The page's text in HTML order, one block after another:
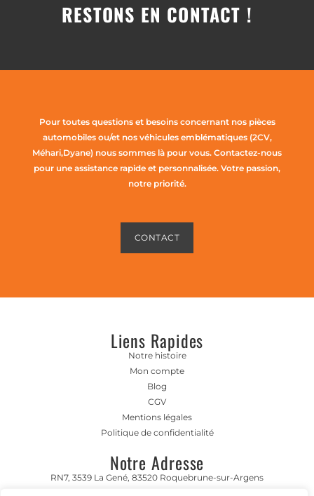
RESTONS EN CONTACT !
Pour toutes questions et besoins concernant nos pièces
automobiles ou/et nos véhicules emblématiques (2CV,
Méhari,Dyane) nous sommes là pour vous. Contactez-nous
pour une assistance rapide et personnalisée. Votre passion,
notre priorité.
CONTACT
Liens Rapides
Notre histoire
Mon compte
Blog
CGV
Mentions légales
Politique de confidentialité
Notre Adresse
RN7, 3539 La Gené, 83520 Roquebrune-sur-Argens